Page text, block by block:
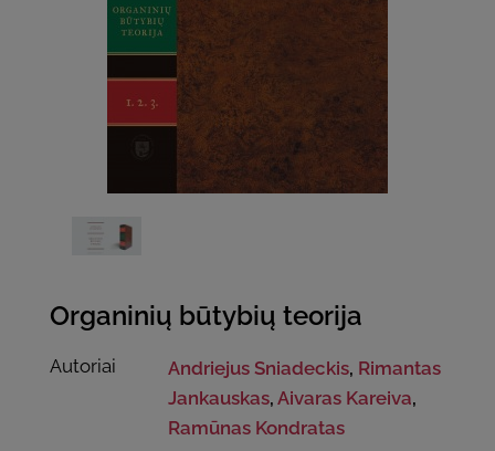
Organinių būtybių teorija
Autoriai Andriejus Sniadeckis, Rimantas
Jankauskas,Aivaras Kareiva,
Ramūnas Kondratas